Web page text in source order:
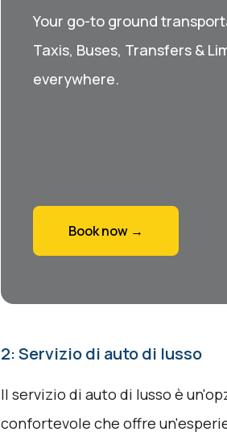
Your go-to ground
Taxis, Buses, Transfers &
everywhere.
Book now →
2: Servizio di auto di lusso
Il servizio di auto di lusso è
confortevole che offre